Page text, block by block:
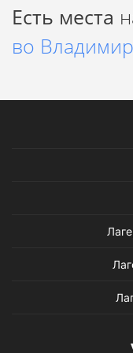
и игровых программ
образовательного
Есть места
во